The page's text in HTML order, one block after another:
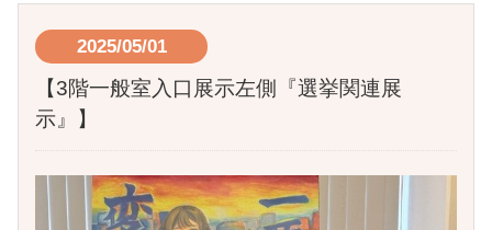
2025/05/01
【3階一般室入口展示左側『選挙関連展
示』】